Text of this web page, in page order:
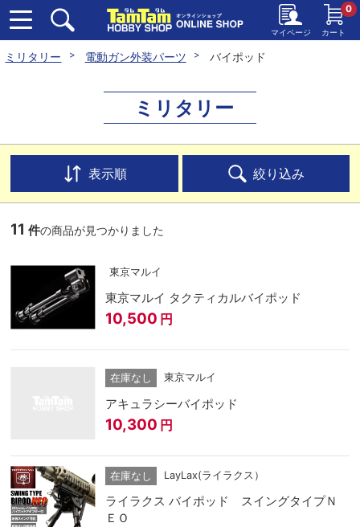
マイページ カート
0
ミリタリー 電動ガン外装パーツ バイポッド
ミリタリー
表示順 絞り込み
11 件の商品が見つかりました
東京マルイ
東京マルイ タクティカルバイポッド
10,500 円
在庫なし 東京マルイ
アキュラシーバイポッド
10,300 円
在庫なし LayLax(ライラクス）
ライラクス バイポッド スイングタイプＮ
ＥＯ